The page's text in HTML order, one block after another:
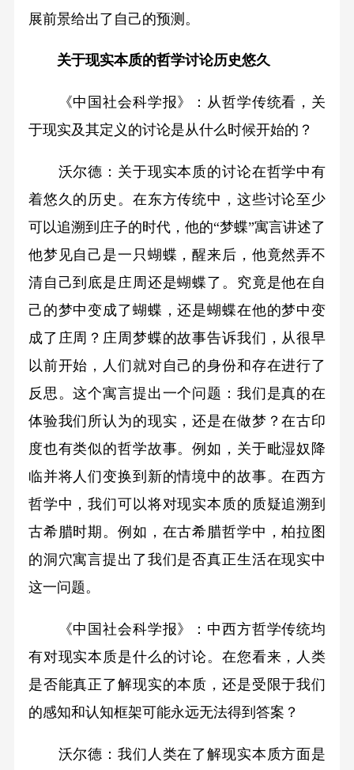
展前景给出了自己的预测。
关于现实本质的哲学讨论历史悠久
《中国社会科学报》：从哲学传统看，关
于现实及其定义的讨论是从什么时候开始的？
沃尔德：关于现实本质的讨论在哲学中有
着悠久的历史。在东方传统中，这些讨论至少
可以追溯到庄子的时代，他的“梦蝶”寓言讲述了
他梦见自己是一只蝴蝶，醒来后，他竟然弄不
清自己到底是庄周还是蝴蝶了。究竟是他在自
己的梦中变成了蝴蝶，还是蝴蝶在他的梦中变
成了庄周？庄周梦蝶的故事告诉我们，从很早
以前开始，人们就对自己的身份和存在进行了
反思。这个寓言提出一个问题：我们是真的在
体验我们所认为的现实，还是在做梦？在古印
度也有类似的哲学故事。例如，关于毗湿奴降
临并将人们变换到新的情境中的故事。在西方
哲学中，我们可以将对现实本质的质疑追溯到
古希腊时期。例如，在古希腊哲学中，柏拉图
的洞穴寓言提出了我们是否真正生活在现实中
这一问题。
《中国社会科学报》：中西方哲学传统均
有对现实本质是什么的讨论。在您看来，人类
是否能真正了解现实的本质，还是受限于我们
的感知和认知框架可能永远无法得到答案？
沃尔德：我们人类在了解现实本质方面是